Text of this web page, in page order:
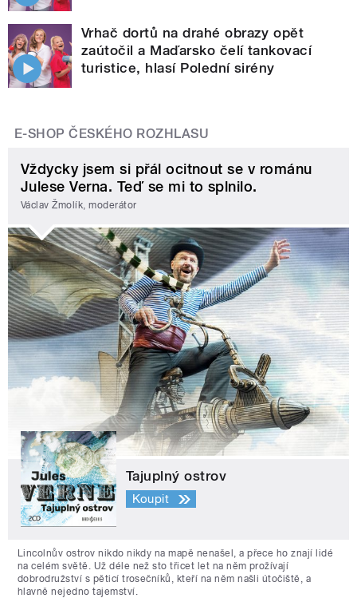
Vrhač dortů na drahé obrazy opět
zaútočil a Maďarsko čelí tankovací
turistice, hlasí Polední sirény
E-SHOP ČESKÉHO ROZHLASU
Vždycky jsem si přál ocitnout se v románu
Julese Verna. Teď se mi to splnilo.
Václav Žmolík, moderátor
Tajuplný ostrov
Koupit
Lincolnův ostrov nikdo nikdy na mapě nenašel, a přece ho znají lidé
na celém světě. Už déle než sto třicet let na něm prožívají
dobrodružství s pěticí trosečníků, kteří na něm našli útočiště, a
hlavně nejedno tajemství.